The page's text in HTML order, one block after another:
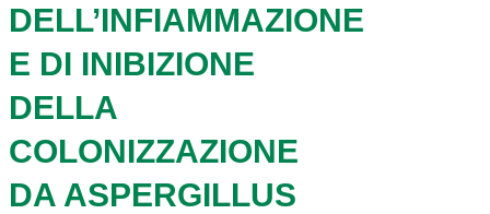
DELL’INFIAMMAZIONE
E DI INIBIZIONE
DELLA
COLONIZZAZIONE
DA ASPERGILLUS